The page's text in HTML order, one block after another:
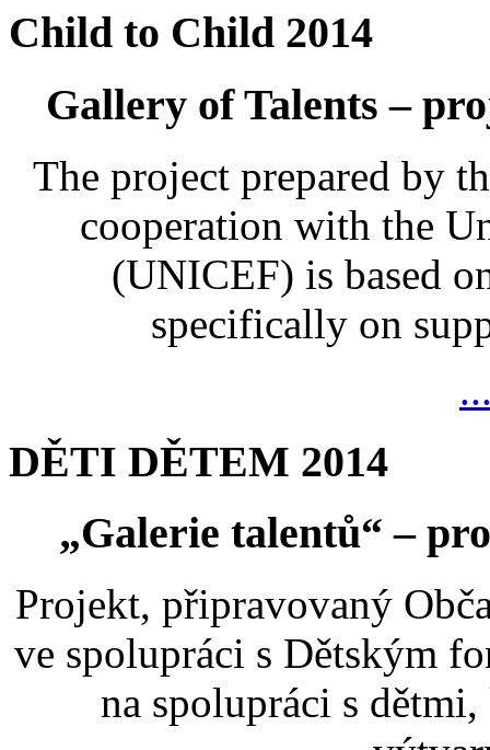
Child to Child 2014
Gallery of Talents –
The project prepared by
cooperation with the
(UNICEF) is based
specifically on
DĚTI DĚTEM 2014
„Galerie talentů“ –
Projekt, připravovaný
ve spolupráci s Dětským
na spolupráci s